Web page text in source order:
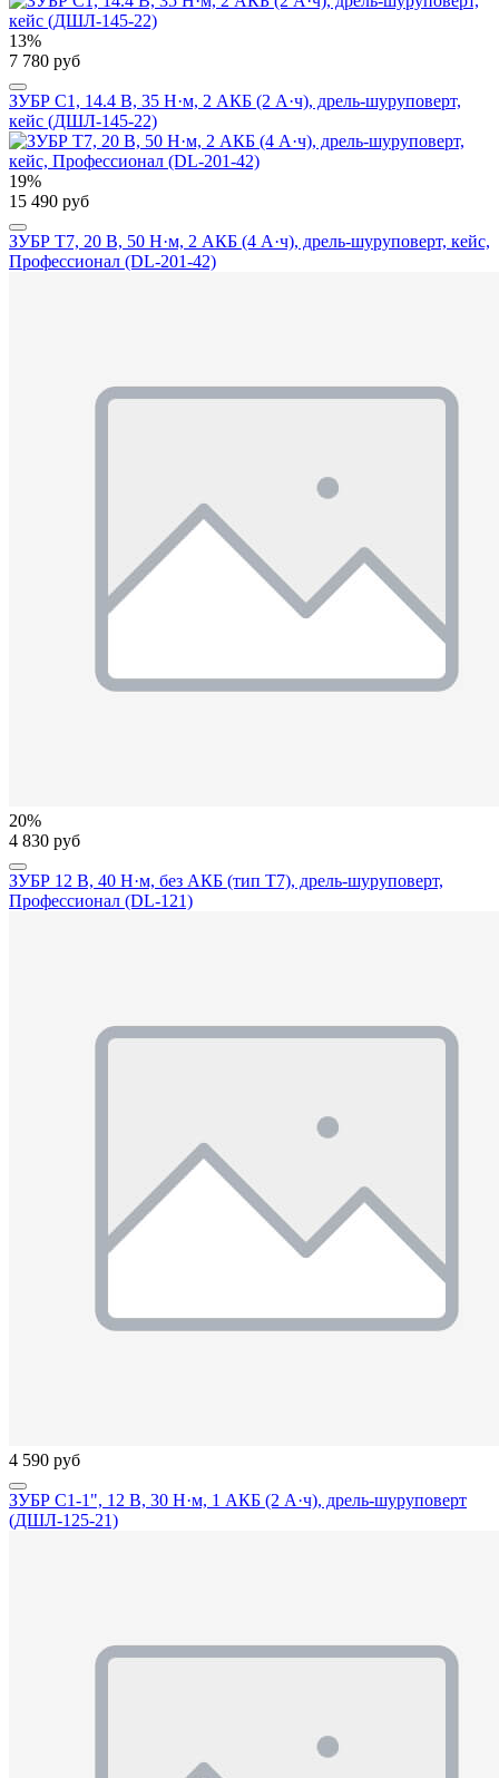
13%
7 780 руб
ЗУБР С1, 14.4 В, 35 Н·м, 2 АКБ (2 А·ч), дрель-шуруповерт,
кейс (ДШЛ-145-22)
19%
15 490 руб
ЗУБР Т7, 20 В, 50 Н·м, 2 АКБ (4 А·ч), дрель-шуруповерт, кейс,
Профессионал (DL-201-42)
20%
4 830 руб
ЗУБР 12 В, 40 Н·м, без АКБ (тип Т7), дрель-шуруповерт,
Профессионал (DL-121)
4 590 руб
ЗУБР С1-1", 12 В, 30 Н·м, 1 АКБ (2 А·ч), дрель-шуруповерт
(ДШЛ-125-21)